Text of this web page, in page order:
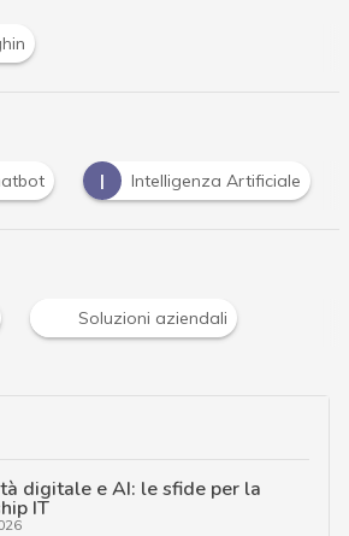
I Intelligenza Artificiale
Soluzioni aziendali
digitale e AI: le sfide per la
IT